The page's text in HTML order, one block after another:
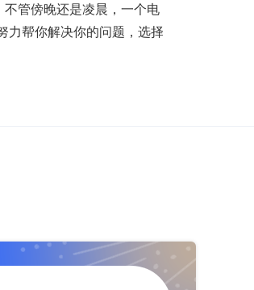
管傍晚还是凌晨，一个电
力帮你解决你的问题，选择